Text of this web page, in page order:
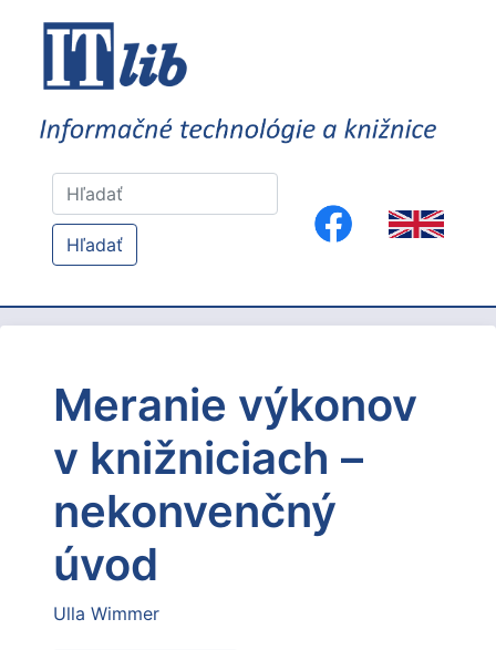
Hľadať
Meranie výkonov
v knižniciach –
nekonvenčný
úvod
Ulla Wimmer